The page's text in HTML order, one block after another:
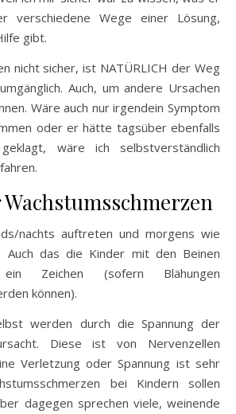
verschiedene Wege einer Lösung,
gibt.
nicht sicher, ist NATÜRLICH der Weg
Auch, um andere Ursachen
Wäre auch nur irgendein Symptom
oder er hätte tagsüber ebenfalls
wäre ich selbstverständlich
nachts auftreten und morgens wie
Auch das die Kinder mit den Beinen
Zeichen (sofern Blähungen
können).
werden durch die Spannung der
Diese ist von Nervenzellen
Verletzung oder Spannung ist sehr
bei Kindern sollen
dagegen sprechen viele, weinende